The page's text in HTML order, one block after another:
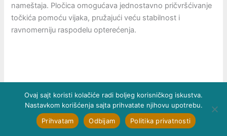
nameštaja. Pločica omogućava jednostavno pričvršćivanje
točkića pomoću vijaka, pružajući veću stabilnost i
ravnomerniju raspodelu opterećenja.
Ovaj sajt koristi kolačiće radi boljeg korisničkog iskustva.
Nastavkom korišćenja sajta prihvatate njihovu upotrebu.
Prihvatam
Odbijam Politika privatnosti